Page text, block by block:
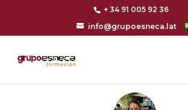
+ 34 91 005 92 36
info@grupoesneca.lat